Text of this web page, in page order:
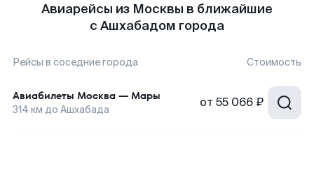
Авиарейсы из Москвы в ближайшие
с Ашхабадом города
Рейсы в соседние города Стоимость
Авиабилеты Москва — Мары
314 км до Ашхабада от 55 066 ₽